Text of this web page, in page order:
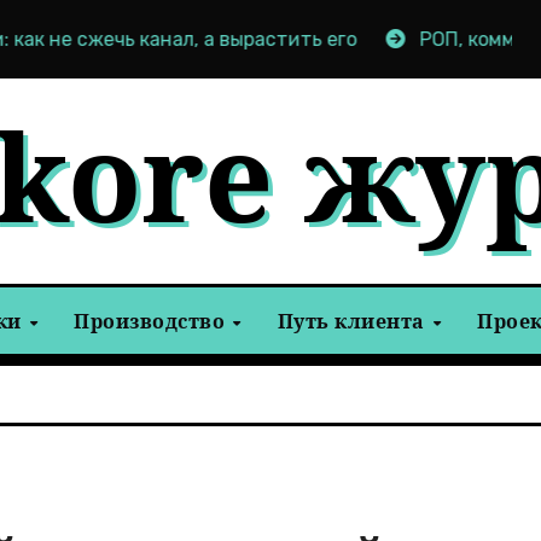
канал, а вырастить его РОП, коммерческий,
Производство Путь клиента